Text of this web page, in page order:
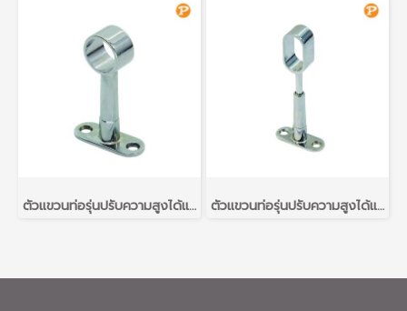
ตัวแขวนท่อรุ่นปรับความสูงได้แบบกลวง รุ่น วงกลม ตัวแขวนท่อรุ่นปรับความสูงได้แบบกลวง รุ่น รูปไข่